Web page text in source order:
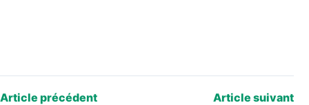
Article précédent Article suivant